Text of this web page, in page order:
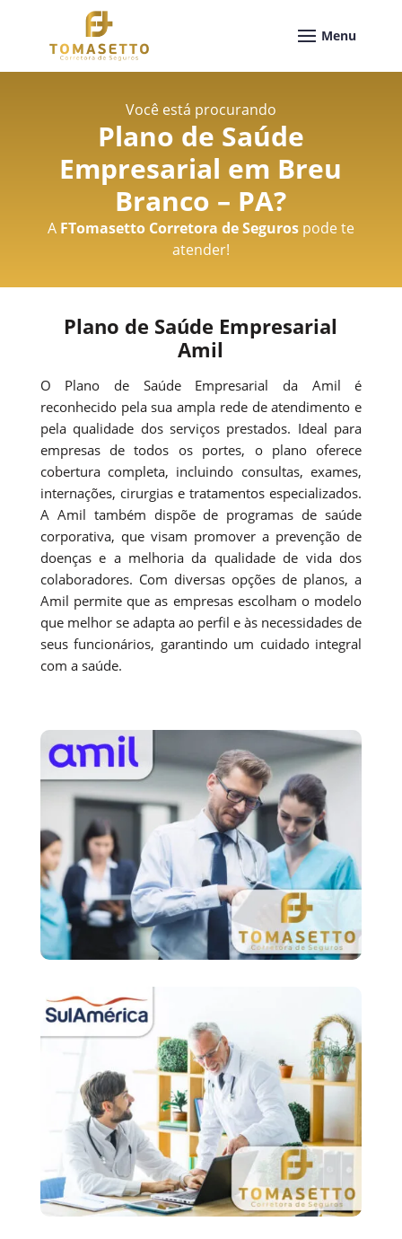
Você está procurando
Plano de Saúde
Empresarial em Breu
Branco – PA?
A FTomasetto Corretora de Segurospode te
atender!
Plano de Saúde Empresarial
Amil
O Plano de Saúde Empresarial da Amil é
reconhecido pela sua ampla rede de atendimento e
pela qualidade dos serviços prestados. Ideal para
empresas de todos os portes, o plano oferece
cobertura completa, incluindo consultas, exames,
internações, cirurgias e tratamentos especializados.
A Amil também dispõe de programas de saúde
corporativa, que visam promover a prevenção de
doenças e a melhoria da qualidade de vida dos
colaboradores. Com diversas opções de planos, a
Amil permite que as empresas escolham o modelo
que melhor se adapta ao perfil e às necessidades de
seus funcionários, garantindo um cuidado integral
com a saúde.